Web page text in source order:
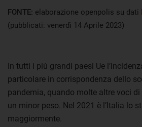
FONTE: elaborazione openpolis su dati
(pubblicati: venerdì 14 Aprile 2023)
In tutti i più grandi paesi Ue
particolare in corrispondenza dello
pandemia, quando molte altre voci
un minor peso. Nel 2021 è l’Italia lo
maggiormente.